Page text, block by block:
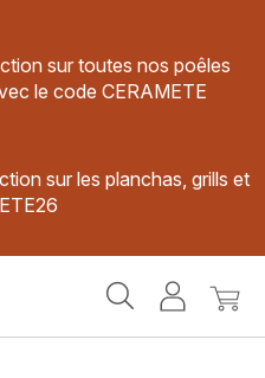
sur toutes nos poêles
le code CERAMETE
sur les planchas, grills et
MonMon